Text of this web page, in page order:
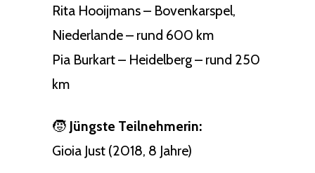
Rita Hooijmans – Bovenkarspel,
Niederlande – rund 600 km
Pia Burkart – Heidelberg – rund 250
km
🧒 Jüngste Teilnehmerin:
Gioia Just (2018, 8 Jahre)